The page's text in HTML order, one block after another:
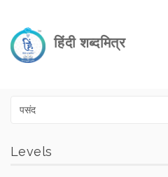
हिंदी शब्दमित्र
Levels